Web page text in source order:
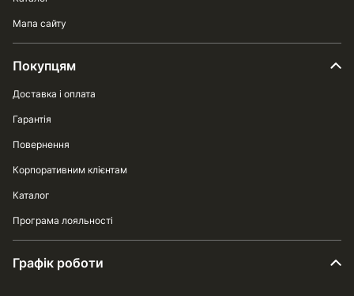
Мапа сайту
Покупцям
Доставка і оплата
Гарантія
Повернення
Корпоративним клієнтам
Каталог
Програма лояльності
Графік роботи